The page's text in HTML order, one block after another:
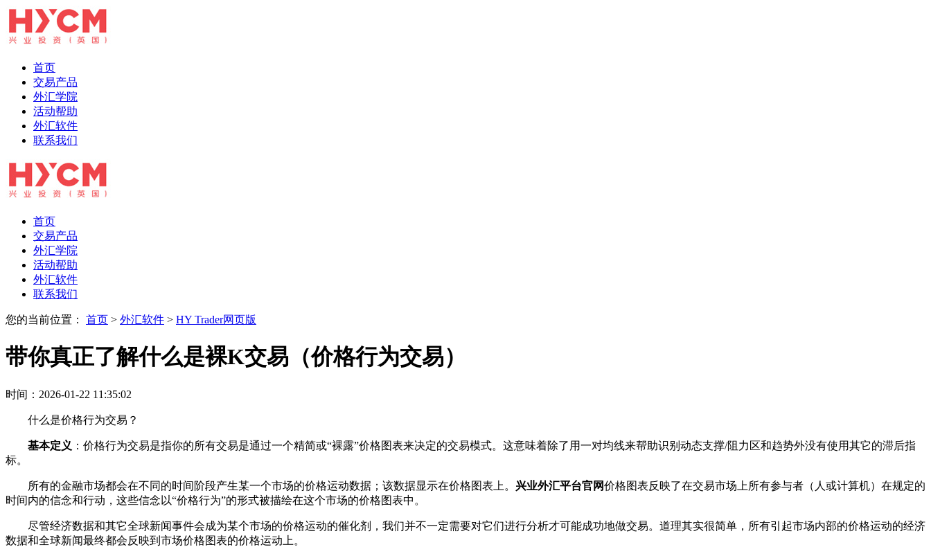
首页
交易产品
外汇学院
活动帮助
外汇软件
联系我们
首页
交易产品
外汇学院
活动帮助
外汇软件
联系我们
您的当前位置： 首页 > 外汇软件 > HY Trader网页版
带你真正了解什么是裸K交易（价格行为交易）
时间：2026-01-22 11:35:02
什么是价格行为交易？
基本定义 ：价格行为交易是指你的所有交易是通过一个精简或“裸露”价格图表来决定的交易模式。这意味着除了用一对均线来帮助识别动态支撑/阻力区和趋势外没有使用其它的滞后指
标。
所有的金融市场都会在不同的时间阶段产生某一个市场的价格运动数据；该数据显示在价格图表上。 兴业外汇平台官网价格图表反映了在交易市场上所有参与者（人或计算机）在规定的
时间内的信念和行动，这些信念以“价格行为”的形式被描绘在这个市场的价格图表中。
尽管经济数据和其它全球新闻事件会成为某个市场的价格运动的催化剂，我们并不一定需要对它们进行分析才可能成功地做交易。道理其实很简单，所有引起市场内部的价格运动的经济
数据和全球新闻最终都会反映到市场价格图表的价格运动上。